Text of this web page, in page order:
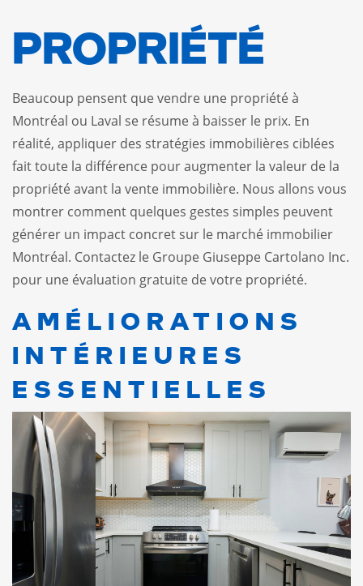
PROPRIÉTÉ
Beaucoup pensent que vendre une propriété à
Montréal ou Laval se résume à baisser le prix. En
réalité, appliquer des stratégies immobilières ciblées
fait toute la différence pour augmenter la valeur de la
propriété avant la vente immobilière. Nous allons vous
montrer comment quelques gestes simples peuvent
générer un impact concret sur le marché immobilier
Montréal. Contactez le Groupe Giuseppe Cartolano Inc.
pour une évaluation gratuite de votre propriété.
AMÉLIORATIONS
INTÉRIEURES
ESSENTIELLES